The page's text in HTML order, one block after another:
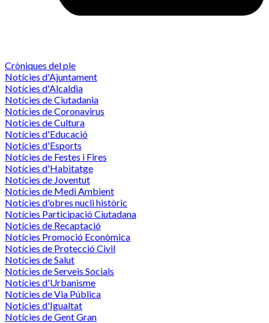
Cròniques del ple
Notícies d'Ajuntament
Notícies d'Alcaldia
Notícies de Ciutadania
Notícies de Coronavirus
Notícies de Cultura
Notícies d'Educació
Notícies d'Esports
Notícies de Festes i Fires
Notícies d'Habitatge
Notícies de Joventut
Notícies de Medi Ambient
Notícies d'obres nucli històric
Notícies Participació Ciutadana
Notícies de Recaptació
Notícies Promoció Econòmica
Notícies de Protecció Civil
Notícies de Salut
Notícies de Serveis Socials
Notícies d'Urbanisme
Notícies de Via Pública
Notícies d'Igualtat
Notícies de Gent Gran